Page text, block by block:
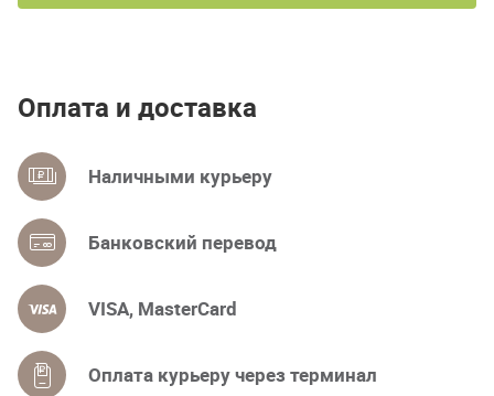
Оплата и доставка
Наличными курьеру
Банковский перевод
VISA, MasterCard
Оплата курьеру через терминал